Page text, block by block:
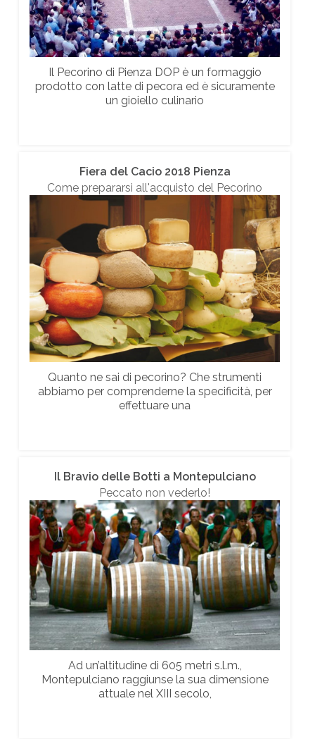
Il Pecorino di Pienza DOP è un formaggio
prodotto con latte di pecora ed è sicuramente
un gioiello culinario
Fiera del Cacio 2018 Pienza
Come prepararsi all'acquisto del Pecorino
Quanto ne sai di pecorino? Che strumenti
abbiamo per comprenderne la specificità, per
effettuare una
Il Bravio delle Botti a Montepulciano
Peccato non vederlo!
Ad un’altitudine di 605 metri s.l.m.,
Montepulciano raggiunse la sua dimensione
attuale nel XIII secolo,